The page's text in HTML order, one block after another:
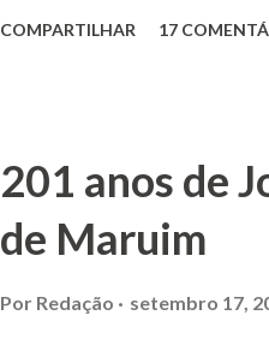
se dedicar aos
primeiro plano para
garçon, dono de bar,
COMPARTILHAR 17
201 anos de
de Maruim
Por Redação setembro 17,